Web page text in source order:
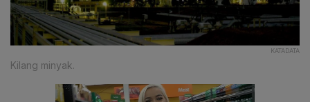
KATADATA
Kilang minyak.